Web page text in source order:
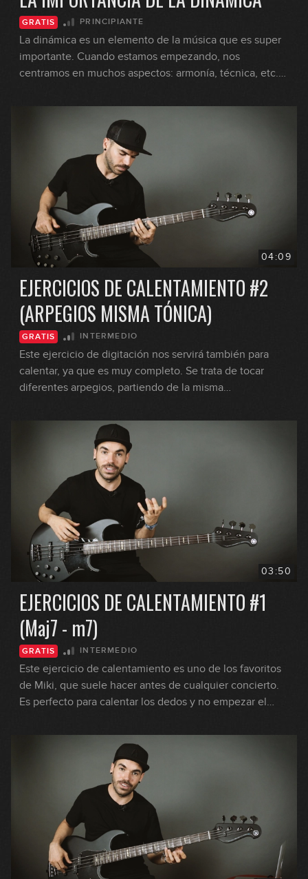
GRATIS PRINCIPIANTE
La dinámica es un elemento de la música que es super
importante. Cuando estamos empezando, nos
centramos en muchos aspectos: armonía, técnica, etc.
tan importante.
04:09
EJERCICIOS DE CALENTAMIENTO #2
(ARPEGIOS MISMA TÓNICA)
GRATIS INTERMEDIO
Este ejercicio de digitación nos servirá también para
calentar, ya que es muy completo. Se trata de tocar
diferentes arpegios, partiendo de la misma
m7, ø7 y o7.
03:50
EJERCICIOS DE CALENTAMIENTO #1
(Maj7 - m7)
GRATIS INTERMEDIO
Este ejercicio de calentamiento es uno de los favoritos
de Miki, que suele hacer antes de cualquier concierto.
Es perfecto para calentar los dedos y no empezar el
izquierda, los dos dedos de la mano derecha, y además
vamos cambiando de cuerda.